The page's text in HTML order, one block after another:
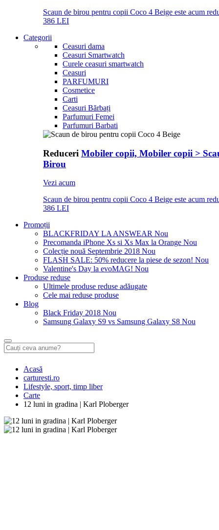
Scaun de birou pentru copii Coco 4 Beige este acum
386 LEI
Categorii
Ceasuri dama
Ceasuri Smartwatch
Curele ceasuri smartwatch
Ceasuri
PARFUMURI
Cosmetice
Carti
Ceasuri Bărbați
Parfumuri Femei
Parfumuri Barbati
Reduceri Mobiler copii, Mobiler copii >
Birou
Vezi acum
Scaun de birou pentru copii Coco 4 Beige este acum
386 LEI
Promoții
BLACKFRIDAY LA ANSWEAR Nou
Precomanda iPhone Xs si Xs Max la Orange Nou
Colecție nouă Septembrie 2018 Nou
FLASH SALE: 50% reducere la piese de sezon! Nou
Valentine's Day la evoMAG! Nou
Produse reduse
Ultimele produse reduse adăugate
Cele mai reduse produse
Blog
Black Friday 2018 Nou
Samsung Galaxy S9 vs Samsung Galaxy S8 Nou
Acasă
carturesti.ro
Lifestyle, sport, timp liber
Carte
12 luni in gradina | Karl Ploberger